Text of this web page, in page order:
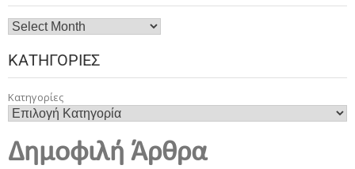
ΚΑΤΗΓΟΡΊΕΣ
Κατηγορίες
Δημοφιλή Άρθρα